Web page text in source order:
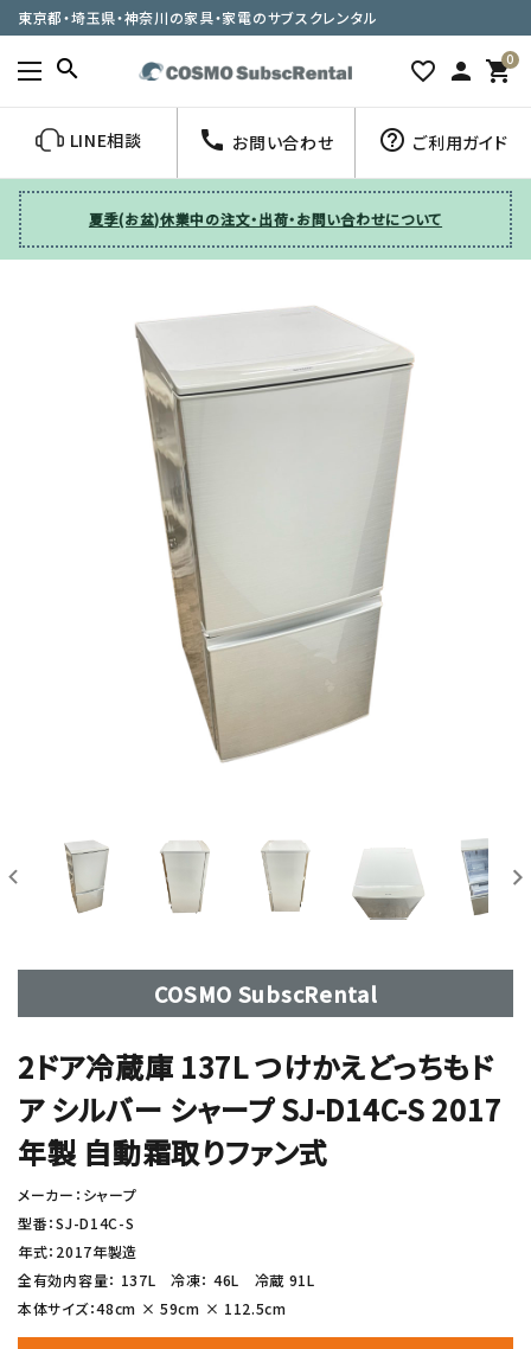
東京都・埼玉県・神奈川の家具・家電のサブスクレンタル
search favorite_border person 0
shopping_cart
LINE相談 call お問い合わせ help_outline ご利用ガイド
夏季(お盆)休業中の注文・出荷・お問い合わせについて
COSMO SubscRental
2ドア冷蔵庫 137L つけかえどっちもド
ア シルバー シャープ SJ-D14C-S 2017
年製 自動霜取りファン式
メーカー：シャープ
型番：SJ-D14C-S
年式：2017年製造
全有効内容量： 137L 冷凍： 46L 冷蔵 91L
本体サイズ：48cm × 59cm × 112.5cm